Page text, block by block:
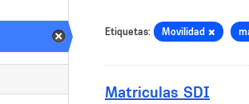
Etiquetas: Movilidad
Matriculas SDI